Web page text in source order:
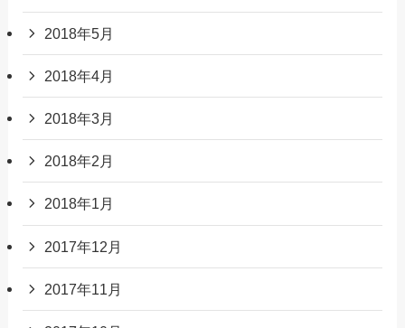
2018年5月
2018年4月
2018年3月
2018年2月
2018年1月
2017年12月
2017年11月